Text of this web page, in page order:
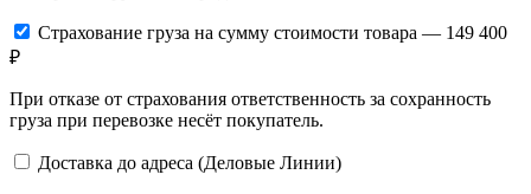
Страхование груза на сумму стоимости товара — 149 400
₽
При отказе от страхования ответственность за сохранность
груза при перевозке несёт покупатель.
Доставка до адреса (Деловые Линии)